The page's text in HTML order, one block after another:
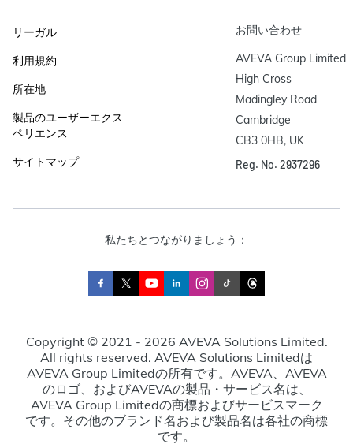
リーガル
利用規約
所在地
製品のユーザーエクス
ペリエンス
サイトマップ
お問い合わせ
AVEVA Group Limited
High Cross
Madingley Road
Cambridge
CB3 0HB, UK
Reg. No. 2937296
私たちとつながりましょう：
Copyright © 2021 - 2026 AVEVA Solutions Limited.
All rights reserved. AVEVA Solutions Limitedは
AVEVA Group Limitedの所有です。AVEVA、AVEVA
のロゴ、およびAVEVAの製品・サービス名は、
AVEVA Group Limitedの商標およびサービスマーク
です。その他のブランド名および製品名は各社の商標
です。